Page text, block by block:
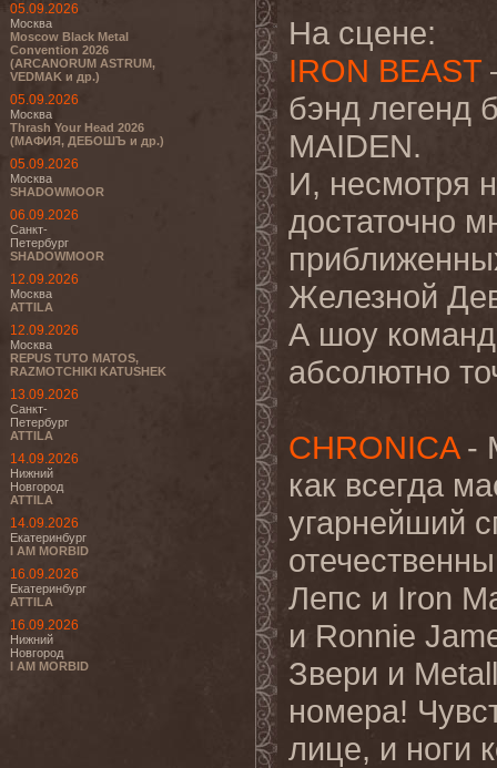
05.09.2026
Москва
Moscow Black Metal
Convention 2026
(ARCANORUM ASTRUM,
VEDMAK и др.)
05.09.2026
Москва
Thrash Your Head 2026
(МАФИЯ, ДЕБОШЪ и др.)
05.09.2026
Москва
SHADOWMOOR
06.09.2026
Санкт-
Петербург
SHADOWMOOR
12.09.2026
Москва
ATTILA
12.09.2026
Москва
REPUS TUTO MATOS,
RAZMOTCHIKI KATUSHEK
13.09.2026
Санкт-
Петербург
ATTILA
14.09.2026
Нижний
Новгород
ATTILA
14.09.2026
Екатеринбург
I AM MORBID
16.09.2026
Екатеринбург
ATTILA
16.09.2026
Нижний
Новгород
I AM MORBID
На сцене:
IRON BEAST
бэнд легенд
MAIDEN.
И, несмотря
достаточно
Железной
А шоу
абсолютно
CHRONICA-
как всегда
угарнейший
Лепс и Iron
и Ronnie
Звери и
номера!
лице, и ноги